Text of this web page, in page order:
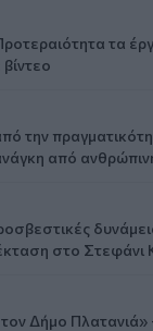
τα
την
από
στο Στεφάνι
Δήμο Πλατανιά»